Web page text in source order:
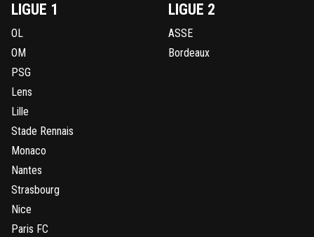
LIGUE 1
OL
OM
PSG
Lens
Lille
Stade Rennais
Monaco
Nantes
Strasbourg
Nice
Paris FC
LIGUE 2
ASSE
Bordeaux